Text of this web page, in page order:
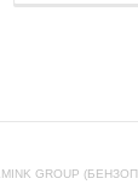
GROUP